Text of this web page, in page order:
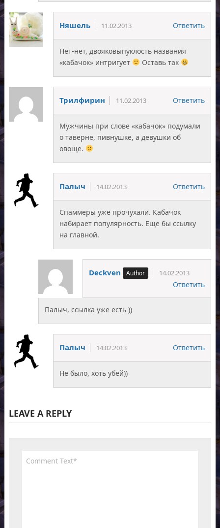
Няшель 11.02.2013 Ответить
Нет-нет, двояковыпуклость названия
«кабачок» интригует
Оставь так
Трилфирин 11.02.2013 Ответить
Мужчины при слове «кабачок» подумали
о таверне, пивнушке, а девушки об
овоще.
Палыч 14.02.2013 Ответить
Спаммеры уже прочухали. Кабачок
набирает популярность. Еще бы ссылку
на главной.
Deckven 14.02.2013
Ответить
Палыч, ссылка уже есть ))
Палыч 14.02.2013 Ответить
Не было, хоть убей))
LEAVE A REPLY